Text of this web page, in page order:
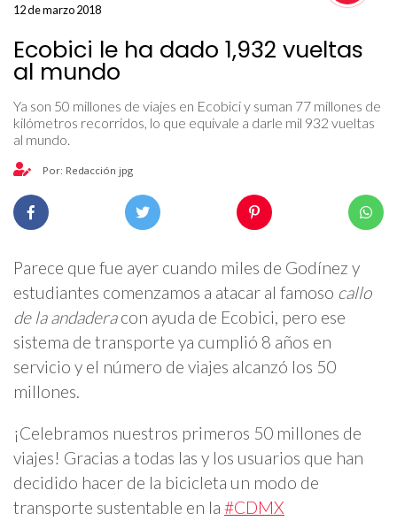
12 de marzo 2018
Ecobici le ha dado 1,932 vueltas
al mundo
Ya son 50 millones de viajes en Ecobici y suman 77 millones de
kilómetros recorridos, lo que equivale a darle mil 932 vueltas
al mundo.
Por: Redacción jpg
Parece que fue ayer cuando miles de Godínez y
estudiantes comenzamos a atacar al famoso callo
de la andaderacon ayuda de Ecobici, pero ese
sistema de transporte ya cumplió 8 años en
servicio y el número de viajes alcanzó los 50
millones.
¡Celebramos nuestros primeros 50 millones de
viajes! Gracias a todas las y los usuarios que han
decidido hacer de la bicicleta un modo de
transporte sustentable en la #CDMX